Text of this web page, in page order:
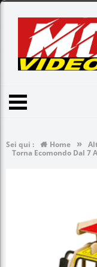
Sei qui : Home »
Torna Ecomondo Dal 7